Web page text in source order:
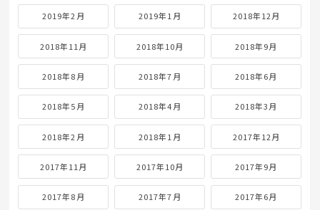
2019年2月 2019年1月 2018年12月
2018年11月 2018年10月 2018年9月
2018年8月 2018年7月 2018年6月
2018年5月 2018年4月 2018年3月
2018年2月 2018年1月 2017年12月
2017年11月 2017年10月 2017年9月
2017年8月 2017年7月 2017年6月